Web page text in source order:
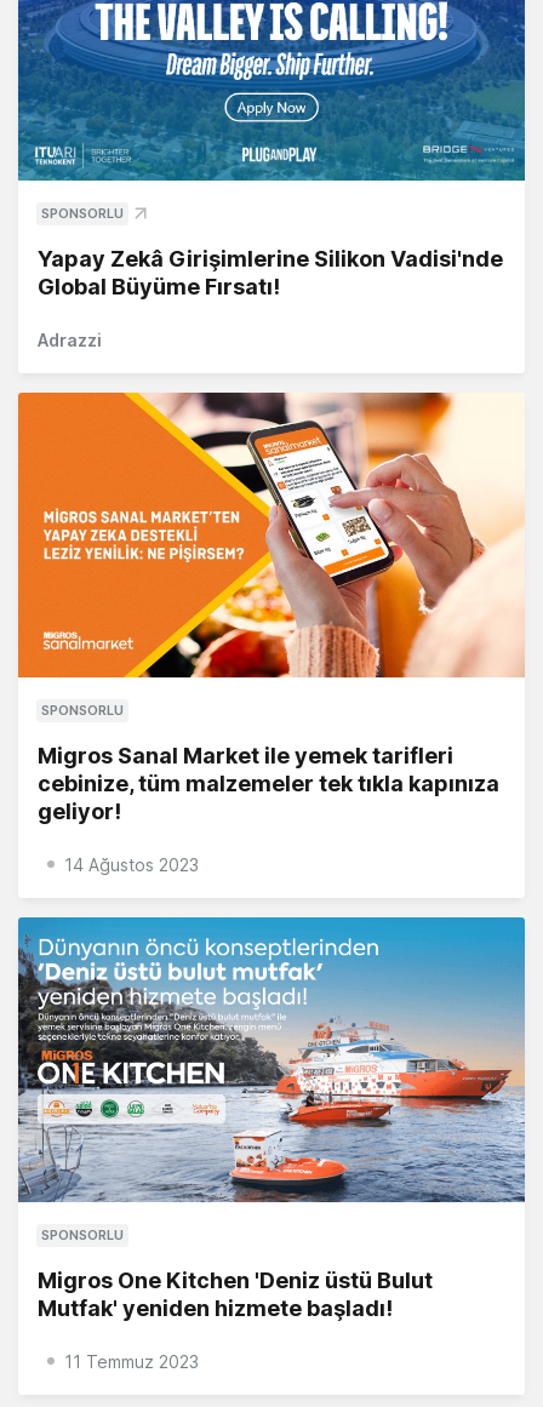
SPONSORLU
Yapay Zekâ Girişimlerine Silikon Vadisi'nde
Global Büyüme Fırsatı!
Adrazzi
SPONSORLU
Migros Sanal Market ile yemek tarifleri
cebinize, tüm malzemeler tek tıkla kapınıza
geliyor!
14 Ağustos 2023
SPONSORLU
Migros One Kitchen 'Deniz üstü Bulut
Mutfak' yeniden hizmete başladı!
11 Temmuz 2023